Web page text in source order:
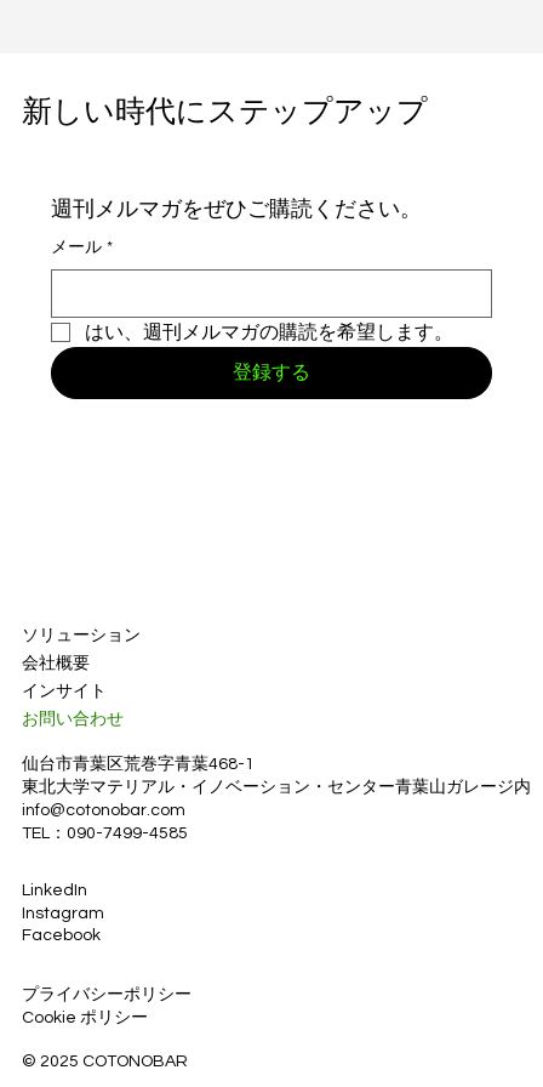
週刊メルマガをぜひご購読ください。
メール *
はい、週刊メルマガの購読を希望します。
登録する
​新しい時代にステップアップ
ソリューション
会社概要
インサイト
お問い合わせ
仙台市青葉区荒巻字青葉468-1
東北大学マテリアル・イノベーション・センター青葉山ガレージ内
info@cotonobar.com
TEL：090-7499-4585
Facebook
Instagram
LinkedIn
プライバシーポリシー
Cookie ポリシー
© 2025 COTONOBAR